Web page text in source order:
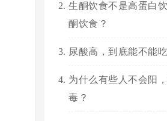
生酮饮食不是高蛋白
酮饮食？
尿酸高，到底能不能
为什么有些人不会阳
毒？